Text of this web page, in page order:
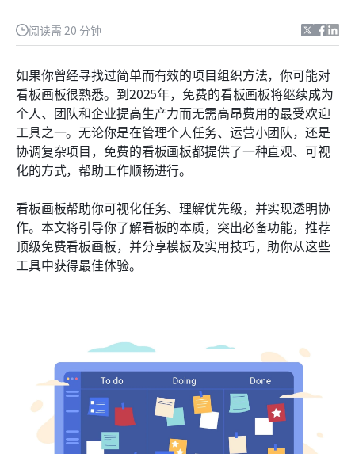
阅读需 20 分钟
如果你曾经寻找过简单而有效的项目组织方法，你可能对
看板画板很熟悉。到2025年，免费的看板画板将继续成为
个人、团队和企业提高生产力而无需高昂费用的最受欢迎
工具之一。无论你是在管理个人任务、运营小团队，还是
协调复杂项目，免费的看板画板都提供了一种直观、可视
化的方式，帮助工作顺畅进行。
看板画板帮助你可视化任务、理解优先级，并实现透明协
作。本文将引导你了解看板的本质，突出必备功能，推荐
顶级免费看板画板，并分享模板及实用技巧，助你从这些
工具中获得最佳体验。
免费看板软件应关注哪些方面？
更好的项目管理的8款免费看板画板软件
5个强大的免费看板模板，帮您节省时间和成本
1. 基础版项目管理模板
2. 敏捷冲刺套餐模板
3. 内容日历模板
4. 销售管道模板
5. 个人生产力模板
结论：使用免费的看板画板提升您的工作流程
了解更多阅读